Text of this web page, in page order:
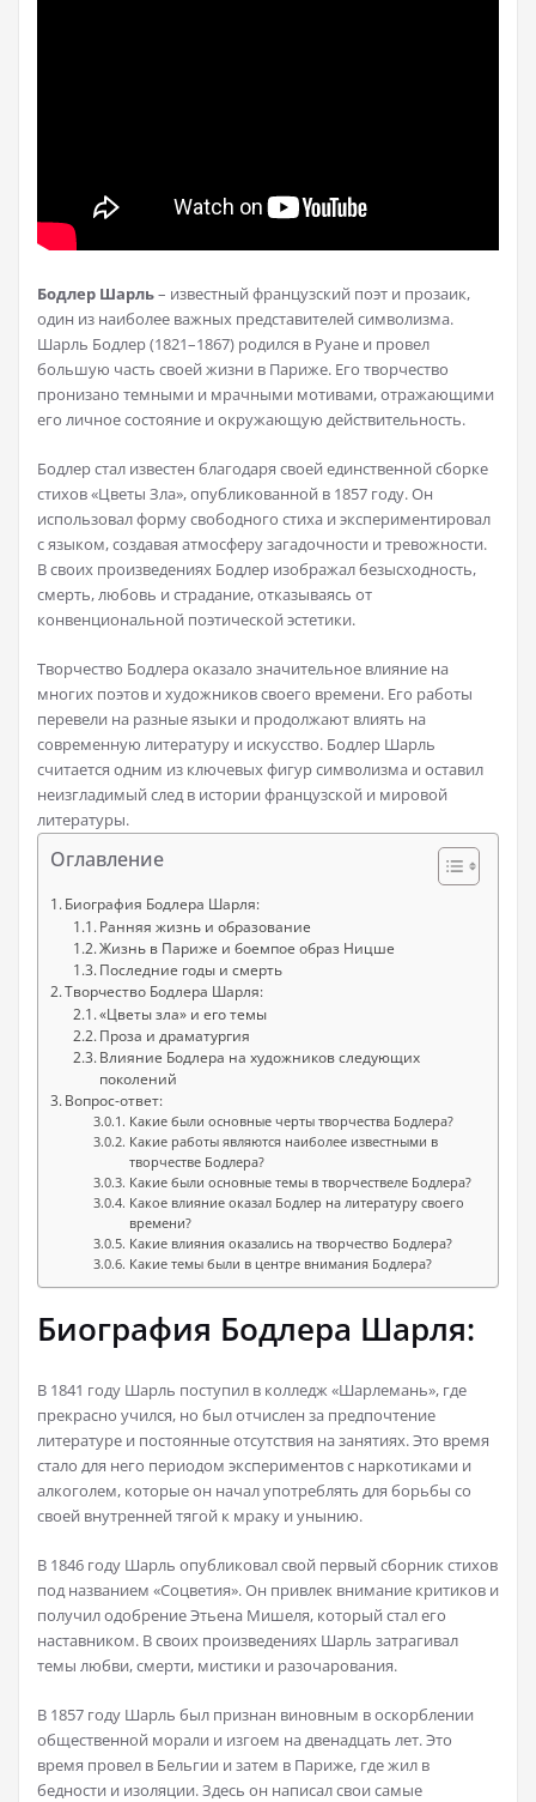
Бодлер Шарль– известный французский поэт и прозаик,
один из наиболее важных представителей символизма.
Шарль Бодлер (1821–1867) родился в Руане и провел
большую часть своей жизни в Париже. Его творчество
пронизано темными и мрачными мотивами, отражающими
его личное состояние и окружающую действительность.
Бодлер стал известен благодаря своей единственной сборке
стихов «Цветы Зла», опубликованной в 1857 году. Он
использовал форму свободного стиха и экспериментировал
с языком, создавая атмосферу загадочности и тревожности.
В своих произведениях Бодлер изображал безысходность,
смерть, любовь и страдание, отказываясь от
конвенциональной поэтической эстетики.
Творчество Бодлера оказало значительное влияние на
многих поэтов и художников своего времени. Его работы
перевели на разные языки и продолжают влиять на
современную литературу и искусство. Бодлер Шарль
считается одним из ключевых фигур символизма и оставил
неизгладимый след в истории французской и мировой
литературы.
Оглавление
Биография Бодлера Шарля:
Ранняя жизнь и образование
Жизнь в Париже и боемпое образ Ницше
Последние годы и смерть
Творчество Бодлера Шарля:
«Цветы зла» и его темы
Проза и драматургия
Влияние Бодлера на художников следующих
поколений
Вопрос-ответ:
Какие были основные черты творчества Бодлера?
Какие работы являются наиболее известными в
творчестве Бодлера?
Какие были основные темы в творчествеле Бодлера?
Какое влияние оказал Бодлер на литературу своего
времени?
Какие влияния оказались на творчество Бодлера?
Какие темы были в центре внимания Бодлера?
Биография Бодлера Шарля:
В 1841 году Шарль поступил в колледж «Шарлемань», где
прекрасно учился, но был отчислен за предпочтение
литературе и постоянные отсутствия на занятиях. Это время
стало для него периодом экспериментов с наркотиками и
алкоголем, которые он начал употреблять для борьбы со
своей внутренней тягой к мраку и унынию.
В 1846 году Шарль опубликовал свой первый сборник стихов
под названием «Соцветия». Он привлек внимание критиков и
получил одобрение Этьена Мишеля, который стал его
наставником. В своих произведениях Шарль затрагивал
темы любви, смерти, мистики и разочарования.
В 1857 году Шарль был признан виновным в оскорблении
общественной морали и изгоем на двенадцать лет. Это
время провел в Бельгии и затем в Париже, где жил в
бедности и изоляции. Здесь он написал свои самые